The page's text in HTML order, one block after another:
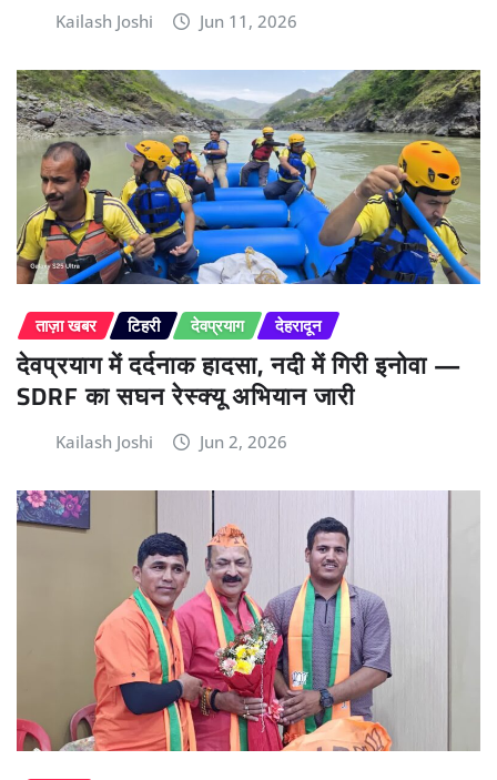
Kailash Joshi Jun 11, 2026
ताज़ा खबर टिहरी देवप्रयाग देहरादून
देवप्रयाग में दर्दनाक हादसा, नदी में गिरी इनोवा —
SDRF का सघन रेस्क्यू अभियान जारी
Kailash Joshi Jun 2, 2026